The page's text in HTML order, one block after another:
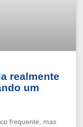
realmente
um
frequente, mas